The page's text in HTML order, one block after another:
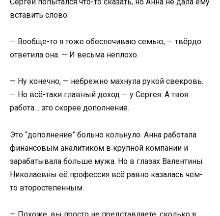
вставить слово.
— Вообще-то я тоже обеспечиваю семью, — твёрдо
ответила она. — И весьма неплохо.
— Ну конечно, — небрежно махнула рукой свекровь.
— Но всё-таки главный доход — у Сергея. А твоя
работа… это скорее дополнение.
Это “дополнение” больно кольнуло. Анна работала
финансовым аналитиком в крупной компании и
зарабатывала больше мужа. Но в глазах Валентины
Николаевны её профессия всё равно казалась чем-
то второстепенным.